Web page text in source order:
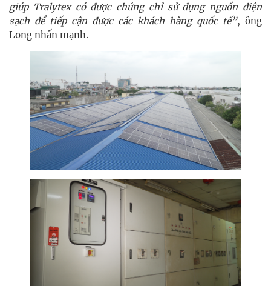
giúp Tralytex có được chứng chỉ sử dụng nguồn điện
sạch để tiếp cận được các khách hàng quốc tế”, ông
Long nhấn mạnh.